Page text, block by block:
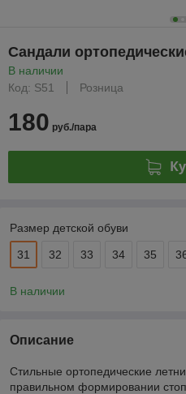
Сандали
В наличии
Код: S51
Розница
180 руб./пара
Размер детской обуви
31 32 33 34 35
В наличии
Описание
Стильные ортопедические
правильном формировании